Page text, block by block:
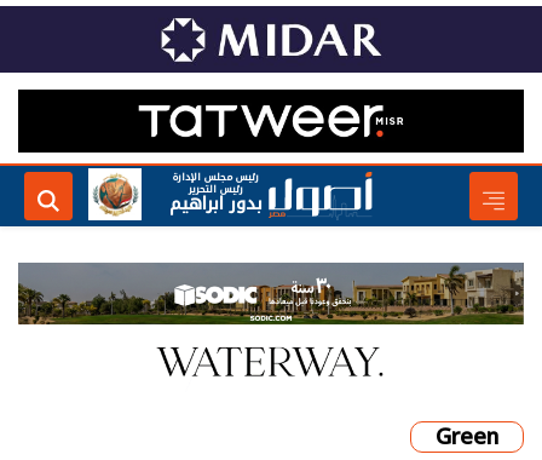
رئيس مجلس الإدارة
رئيس التحرير
بدور ابراهيم
Green